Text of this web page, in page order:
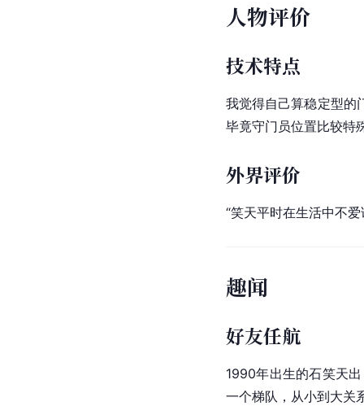
人物评价
技术特点
我觉得自己算稳定型的
毕竟守门员位置比较
外界评价
“笑天平时在生活中不
趣闻
好友任航
1990年出生的石笑天
一个梯队，从小到大关